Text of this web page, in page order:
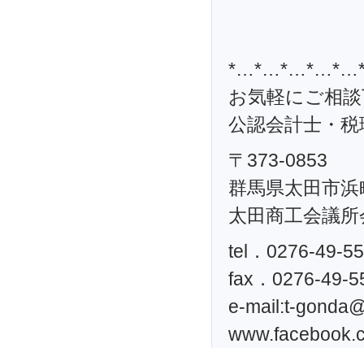
お気軽にご相
公認会計士・
〒373-0853
群馬県太田市
太田商工会議
tel．0276-49-
fax．0276-49-
e-mail:t-